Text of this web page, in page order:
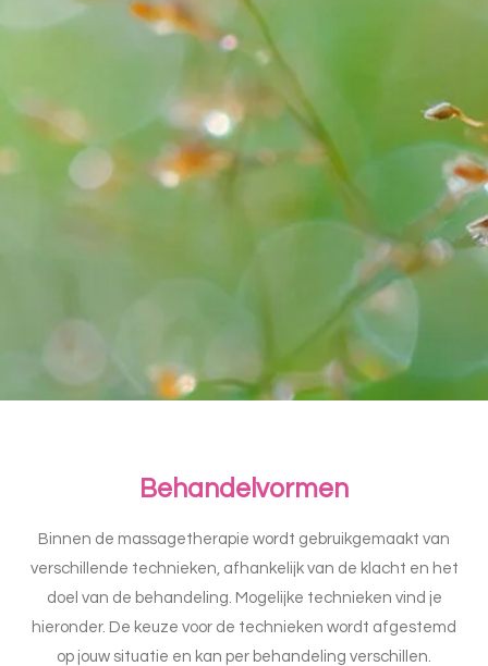
Behandelvormen
Binnen de massagetherapie wordt gebruikgemaakt van
verschillende technieken, afhankelijk van de klacht en het
doel van de behandeling. Mogelijke technieken vind je
hieronder. De keuze voor de technieken wordt afgestemd
op jouw situatie en kan per behandeling verschillen.